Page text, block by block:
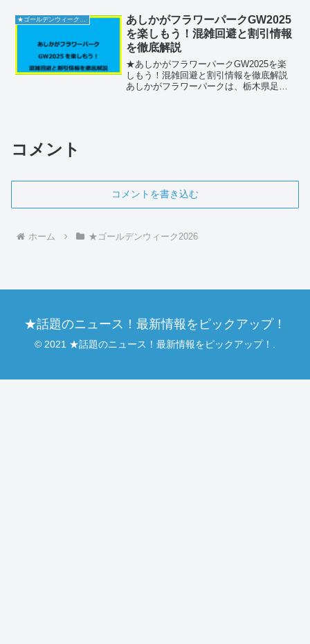
人々が訪れる場所となります。本記事で
は、営業時間やセールの...
あしかがフラワーパークGW2025
を楽しもう！混雑回避と割引情報
を徹底解説
★あしかがフラワーパークGW2025を楽
しもう！混雑回避と割引情報を徹底解説
あしかがフラワーパークは、栃木県足利
コメント
コメントを書き込む
ホーム ★ゴールデンウィーク2026
★話題のニュース！最新情報をピックアップ！
© 2021 ★話題のニュース！最新情報をピックアップ！.